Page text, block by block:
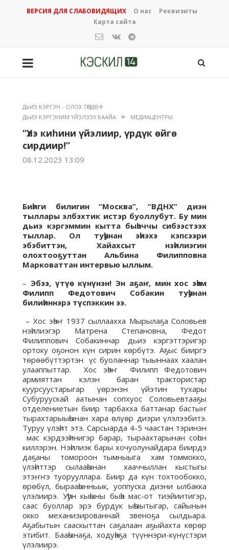
ВЕРСИЯ ДЛЯ СЛАБОВИДЯЩИХ О нас
Реквизиты
Карта сайта
ДЬИЭ КЭРГЭН - ОЛОХ ТӨРДӨ
ДЬИЭ КЭРГЭНИМ ҮЙЭЛЭЭХ БААЙА
МЕДИАЦЕНТРЫ
“Үлэ киһини үйэлиир, үрдүк өйгө
сирдиир!”
08.12.2023 13:09
Биһиги билигин “Москва”, “ВДНХ” диэн
тыллары элбэхтик истэр буоллубут. Бу мин
дьиэ кэргэммин кытта быһаччы сибээстээх
тыллар. Ол туһунан эһиэхэ кэпсээри
эбэбиттэн, Хайахсыт нэһилиэгин
олохтооҕуттан Альбина Филипповна
Марковаттан интервью ыллым.
– Эбээ, үтүө күнүнэн! Эн аҕаҥ, мин хос эһэм
Филипп Федотович Собакин туһунан
билиһиннэрэ түспэккин ээ.
– Хос эһэҥ 1937 сыллаахха Мырылаҕа Соловьев
нэһилиэгэр Матрена Степановна, Федот
Филиппович Собакиннар дьиэ кэргэттэригэр
ортоку оҕонон күн сирин көрбүтэ. Аҕыс бииргэ
төрөөбүттэртэн үс буоланнар тыыннаах хаалан
улааппыттар. Хос эһэҥ Филипп Федотович
армияттан кэлэн баран трактористар
куурсуустарыгар үөрэнэн үйэтин тухары
Субуруускай аатынан сопхуос Соловьевтааҕы
отделениетын биир тарбахха баттанар бастыҥ
тырахтарыыһынан хара өлүөр диэри үлэлээбитэ.
Туруу үлэһит этэ. Сарсыарда 4-5 чаастан тэринэн
мас кэрдээһинигэр барар, тыраахтарынан соһон
киллэрэн. Нэһилиэк бары хочуолунайдара биирдэ
даҕаны томороон тымныыга хам томмокко,
үлэһиттэр сылааһынан хааччыллан кыстыгы
этэҥҥэ туорууллара. Биир да күн тохтообокко,
өрөбүл, бырааһынньык, уоппуска диэни ылбакка
үлэлиирэ. Уһун кыһыны быһа мас-от тиэйиитигэр,
саас буоллар эрэ бурдук ыһыытыгар, сайынын
окко механизированнай звеноҕа сылдьара.
Аҕабытын сааскыттан саҕалаан аҕыйахта көрөр
этибит. Бааһынаҕа, ходуһаҕа түүннэри-күнүстэри
үлэлиирэ.